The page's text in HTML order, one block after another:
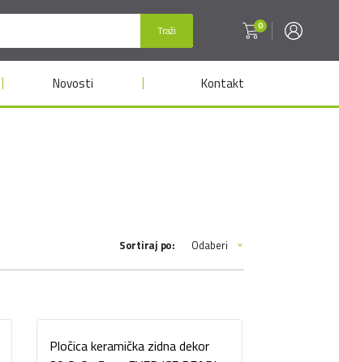
Traži 0
Novosti Kontakt
Sortiraj po: Odaberi
Pločica keramička zidna dekor